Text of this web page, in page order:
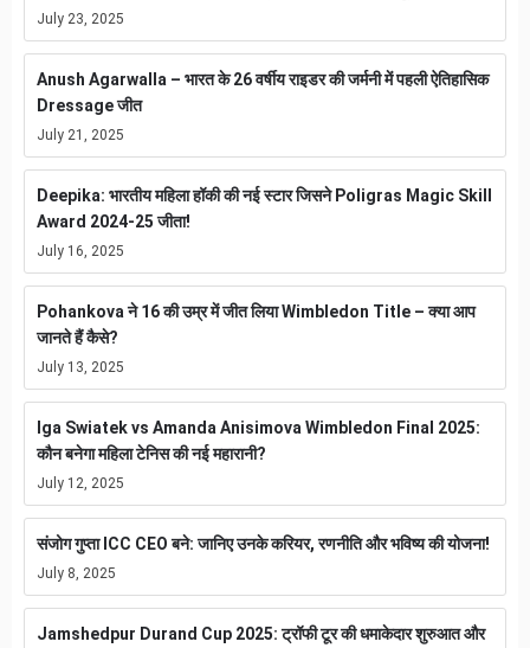
July 23, 2025
Anush Agarwalla – भारत के 26 वर्षीय राइडर की जर्मनी में पहली ऐतिहासिक
Dressage जीत
July 21, 2025
Deepika: भारतीय महिला हॉकी की नई स्टार जिसने Poligras Magic Skill
Award 2024-25 जीता!
July 16, 2025
Pohankova ने 16 की उम्र में जीत लिया Wimbledon Title – क्या आप
जानते हैं कैसे?
July 13, 2025
Iga Swiatek vs Amanda Anisimova Wimbledon Final 2025:
कौन बनेगा महिला टेनिस की नई महारानी?
July 12, 2025
संजोग गुप्ता ICC CEO बने: जानिए उनके करियर, रणनीति और भविष्य की योजना!
July 8, 2025
Jamshedpur Durand Cup 2025: ट्रॉफी टूर की धमाकेदार शुरुआत और